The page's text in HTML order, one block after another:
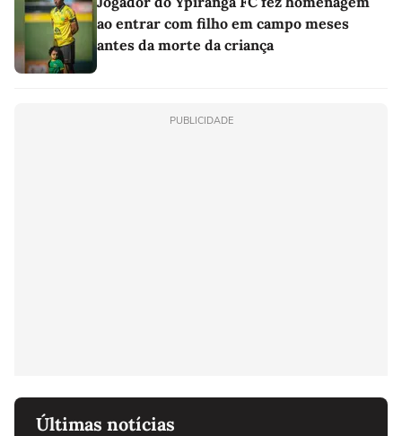
ao entrar com filho em campo meses
antes da morte da criança
PUBLICIDADE
Últimas notícias